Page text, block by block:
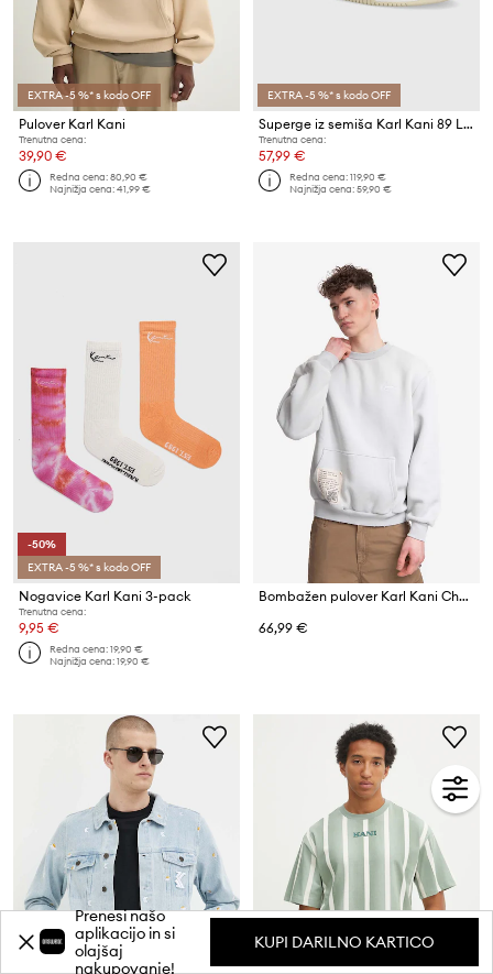
EXTRA -5 %* s kodo OFF
Pulover Karl Kani
Trenutna cena:
39,90 €
Redna cena:80,90 €
Najnižja cena:41,99 €
EXTRA -5 %* s kodo OFF
Superge iz semiša Karl Kani 89 Logo PRM
Trenutna cena:
57,99 €
Redna cena:119,90 €
Najnižja cena:59,90 €
-50%
EXTRA -5 %* s kodo OFF
Nogavice Karl Kani 3-pack
Trenutna cena:
9,95 €
Redna cena:19,90 €
Najnižja cena:19,90 €
Bombažen pulover Karl Kani Chest Signature Destroyed
66,99 €
Prenesi našo
aplikacijo in si
olajšaj
nakupovanje!
KUPI DARILNO KARTICO